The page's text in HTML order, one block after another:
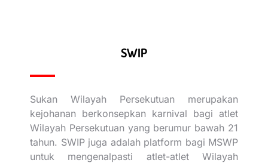
SWIP
Sukan Wilayah Persekutuan merupakan
kejohanan berkonsepkan karnival bagi atlet
Wilayah Persekutuan yang berumur bawah 21
tahun. SWIP juga adalah platform bagi MSWP
untuk mengenalpasti atlet-atlet Wilayah